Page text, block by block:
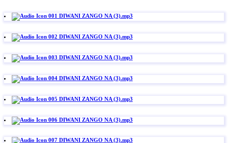
001 DIWANI ZANGO NA (3).mp3
002 DIWANI ZANGO NA (3).mp3
003 DIWANI ZANGO NA (3).mp3
004 DIWANI ZANGO NA (3).mp3
005 DIWANI ZANGO NA (3).mp3
006 DIWANI ZANGO NA (3).mp3
007 DIWANI ZANGO NA (3).mp3